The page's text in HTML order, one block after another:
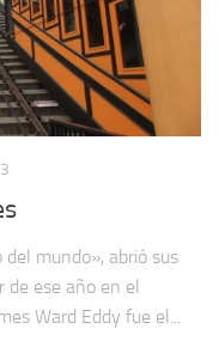
mundo», abrió sus
ese año en el
Ward Eddy fue el...